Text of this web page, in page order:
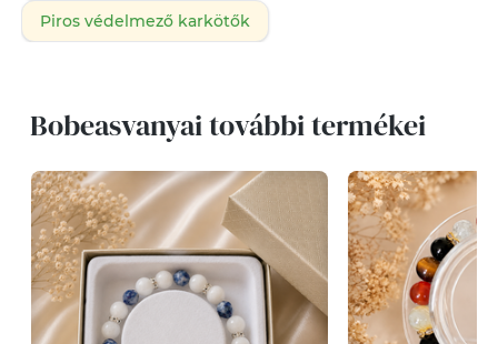
Piros védelmező karkötők
Bobeasvanyai további termékei